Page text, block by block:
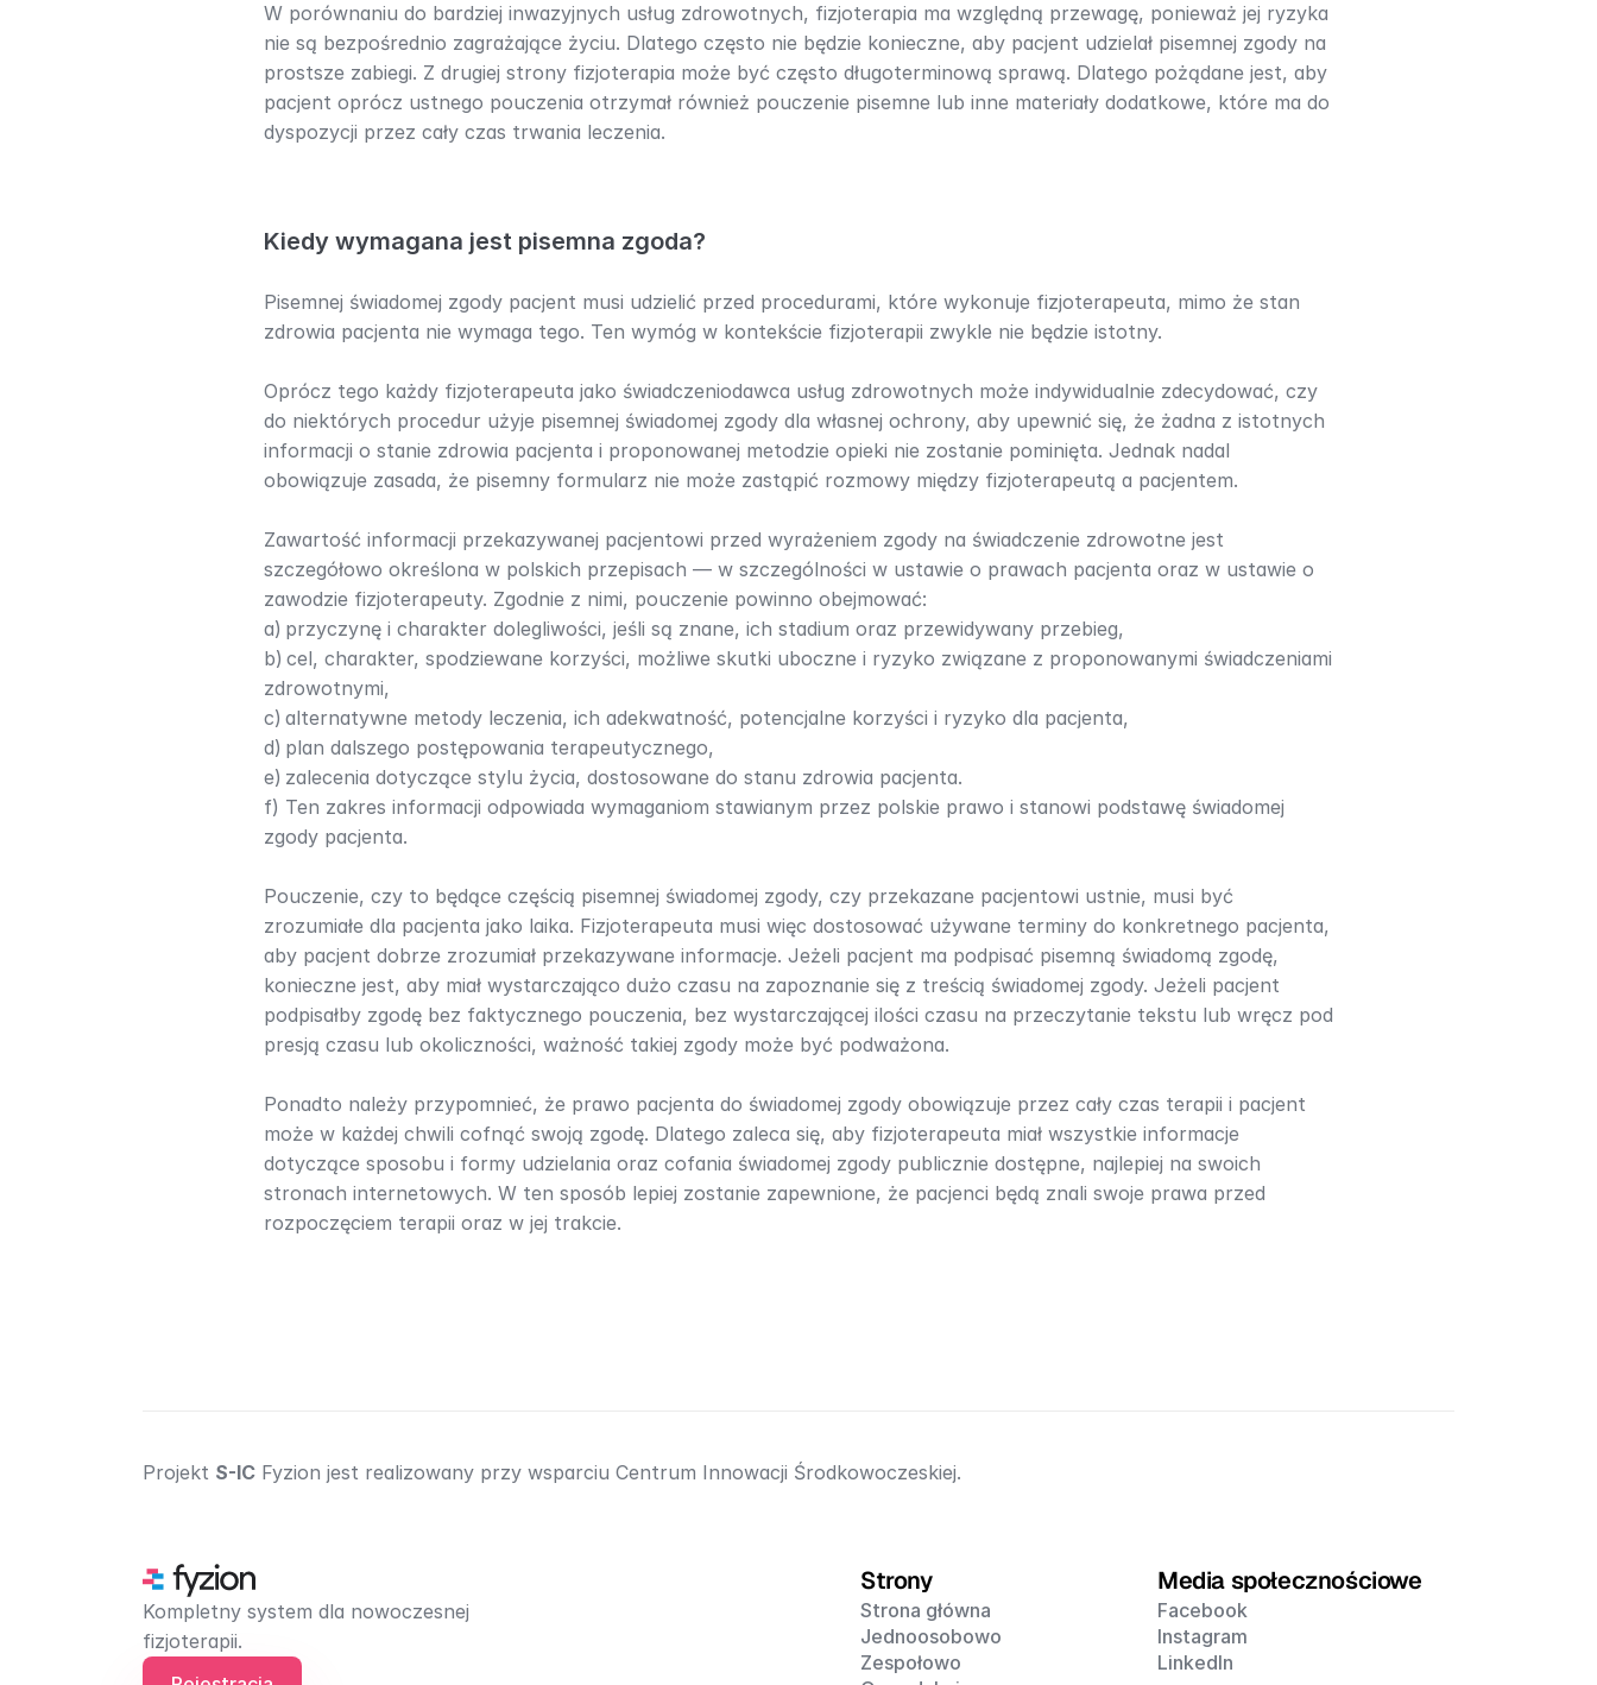
W porównaniu do bardziej inwazyjnych usług zdrowotnych, fizjoterapia ma względną przewagę, ponieważ jej ryzyka
nie są bezpośrednio zagrażające życiu. Dlatego często nie będzie konieczne, aby pacjent udzielał pisemnej zgody na
prostsze zabiegi. Z drugiej strony fizjoterapia może być często długoterminową sprawą. Dlatego pożądane jest, aby
pacjent oprócz ustnego pouczenia otrzymał również pouczenie pisemne lub inne materiały dodatkowe, które ma do
dyspozycji przez cały czas trwania leczenia.
Kiedy wymagana jest pisemna zgoda?
Pisemnej świadomej zgody pacjent musi udzielić przed procedurami, które wykonuje fizjoterapeuta, mimo że stan
zdrowia pacjenta nie wymaga tego. Ten wymóg w kontekście fizjoterapii zwykle nie będzie istotny.
Oprócz tego każdy fizjoterapeuta jako świadczeniodawca usług zdrowotnych może indywidualnie zdecydować, czy
do niektórych procedur użyje pisemnej świadomej zgody dla własnej ochrony, aby upewnić się, że żadna z istotnych
informacji o stanie zdrowia pacjenta i proponowanej metodzie opieki nie zostanie pominięta. Jednak nadal
obowiązuje zasada, że pisemny formularz nie może zastąpić rozmowy między fizjoterapeutą a pacjentem.
Zawartość informacji przekazywanej pacjentowi przed wyrażeniem zgody na świadczenie zdrowotne jest
szczegółowo określona w polskich przepisach — w szczególności w ustawie o prawach pacjenta oraz w ustawie o
zawodzie fizjoterapeuty. Zgodnie z nimi, pouczenie powinno obejmować:
a) przyczynę i charakter dolegliwości, jeśli są znane, ich stadium oraz przewidywany przebieg,
b) cel, charakter, spodziewane korzyści, możliwe skutki uboczne i ryzyko związane z proponowanymi świadczeniami
zdrowotnymi,
c) alternatywne metody leczenia, ich adekwatność, potencjalne korzyści i ryzyko dla pacjenta,
d) plan dalszego postępowania terapeutycznego,
e) zalecenia dotyczące stylu życia, dostosowane do stanu zdrowia pacjenta.
f) Ten zakres informacji odpowiada wymaganiom stawianym przez polskie prawo i stanowi podstawę świadomej
zgody pacjenta.
Pouczenie, czy to będące częścią pisemnej świadomej zgody, czy przekazane pacjentowi ustnie, musi być
zrozumiałe dla pacjenta jako laika. Fizjoterapeuta musi więc dostosować używane terminy do konkretnego pacjenta,
aby pacjent dobrze zrozumiał przekazywane informacje. Jeżeli pacjent ma podpisać pisemną świadomą zgodę,
konieczne jest, aby miał wystarczająco dużo czasu na zapoznanie się z treścią świadomej zgody. Jeżeli pacjent
podpisałby zgodę bez faktycznego pouczenia, bez wystarczającej ilości czasu na przeczytanie tekstu lub wręcz pod
presją czasu lub okoliczności, ważność takiej zgody może być podważona.
Ponadto należy przypomnieć, że prawo pacjenta do świadomej zgody obowiązuje przez cały czas terapii i pacjent
może w każdej chwili cofnąć swoją zgodę. Dlatego zaleca się, aby fizjoterapeuta miał wszystkie informacje
dotyczące sposobu i formy udzielania oraz cofania świadomej zgody publicznie dostępne, najlepiej na swoich
stronach internetowych. W ten sposób lepiej zostanie zapewnione, że pacjenci będą znali swoje prawa przed
rozpoczęciem terapii oraz w jej trakcie.
Projekt S-IC Fyzion jest realizowany przy wsparciu Centrum Innowacji Środkowoczeskiej.
Kompletny system dla nowoczesnej
fizjoterapii.
Strony
Strona główna
Jednoosobowo
Zespołowo
Media społecznościowe
Facebook
Instagram
LinkedIn